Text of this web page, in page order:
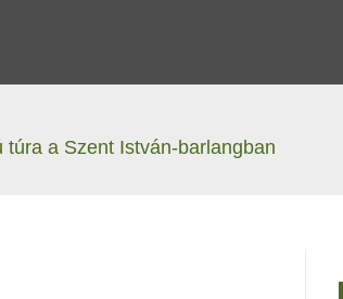
a Szent István-barlangban